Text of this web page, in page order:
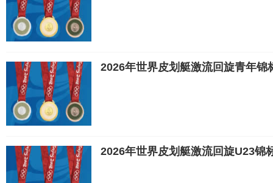
2026年世界皮划艇激流回旋青年锦
2026年世界皮划艇激流回旋U23锦